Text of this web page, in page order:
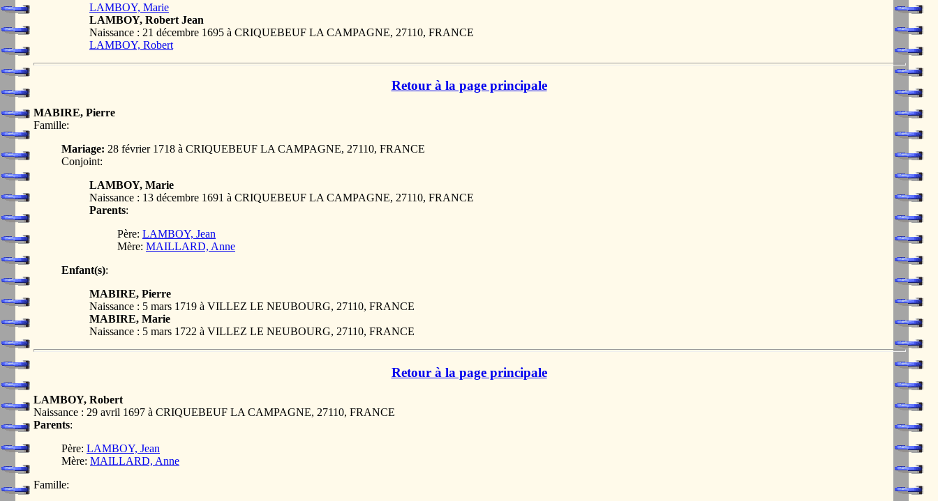
LAMBOY, Marie
LAMBOY, Robert Jean
Naissance : 21 décembre 1695 à CRIQUEBEUF LA CAMPAGNE, 27110, FRANCE
LAMBOY, Robert
Retour à la page principale
MABIRE, Pierre
Famille:
Mariage: 28 février 1718 à CRIQUEBEUF LA CAMPAGNE, 27110, FRANCE
Conjoint:
LAMBOY, Marie
Naissance : 13 décembre 1691 à CRIQUEBEUF LA CAMPAGNE, 27110, FRANCE
Parents:
Père: LAMBOY, Jean
Mère: MAILLARD, Anne
Enfant(s):
MABIRE, Pierre
Naissance : 5 mars 1719 à VILLEZ LE NEUBOURG, 27110, FRANCE
MABIRE, Marie
Naissance : 5 mars 1722 à VILLEZ LE NEUBOURG, 27110, FRANCE
Retour à la page principale
LAMBOY, Robert
Naissance : 29 avril 1697 à CRIQUEBEUF LA CAMPAGNE, 27110, FRANCE
Parents:
Père: LAMBOY, Jean
Mère: MAILLARD, Anne
Famille: